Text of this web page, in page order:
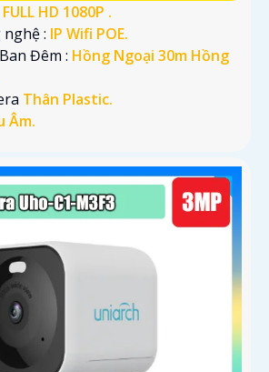
FULL HD 1080P .
: IP Wifi POE.
Đêm : Hồng Ngoại 30m Hồng
Thân Plastic.
Âm.